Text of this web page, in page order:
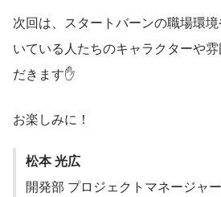
次回は、スタートバーンの職場環
いている人たちのキャラクターや
だきます✋
お楽しみに！
松本 光広
開発部 プロジェクトマネージャー